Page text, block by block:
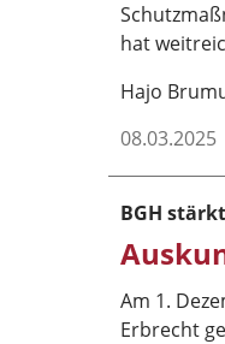
hat
Hajo
08.03.2025
BGH
Am 1.
Erbrecht